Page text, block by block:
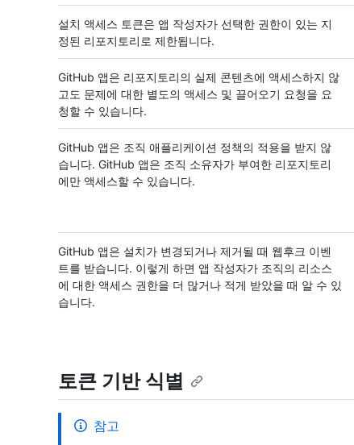
설치 액세스 토큰은 앱 작성자가 선택한 권한이 있는 지
정된 리포지토리로 제한됩니다.
GitHub 앱은 리포지토리의 실제 콘텐츠에 액세스하지 않
고도 문제에 대한 별도의 액세스 및 끌어오기 요청을 요
청할 수 있습니다.
GitHub 앱은 조직 애플리케이션 정책의 적용을 받지 않
습니다. GitHub 앱은 조직 소유자가 부여한 리포지토리
에만 액세스할 수 있습니다.
GitHub 앱은 설치가 변경되거나 제거될 때 웹후크 이벤
트를 받습니다. 이렇게 하면 앱 작성자가 조직의 리소스
에 대한 액세스 권한을 더 많거나 적게 받았을 때 알 수 있
습니다.
토큰 기반 식별
참고